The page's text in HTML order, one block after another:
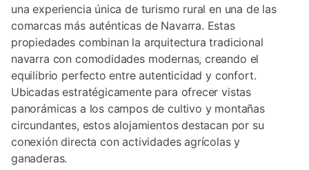
una experiencia única de turismo rural en una de las
comarcas más auténticas de Navarra. Estas
propiedades combinan la arquitectura tradicional
navarra con comodidades modernas, creando el
equilibrio perfecto entre autenticidad y confort.
Ubicadas estratégicamente para ofrecer vistas
panorámicas a los campos de cultivo y montañas
circundantes, estos alojamientos destacan por su
conexión directa con actividades agrícolas y
ganaderas.